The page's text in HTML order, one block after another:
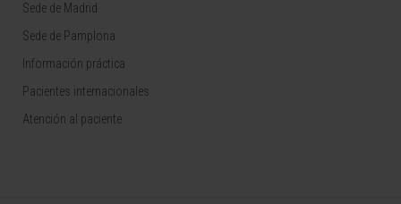
Sede de Madrid
Sede de Pamplona
Información práctica
Pacientes internacionales
Atención al paciente